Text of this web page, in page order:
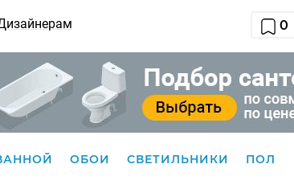
0
ОБОИ СВЕТИЛЬНИКИ ПОЛ